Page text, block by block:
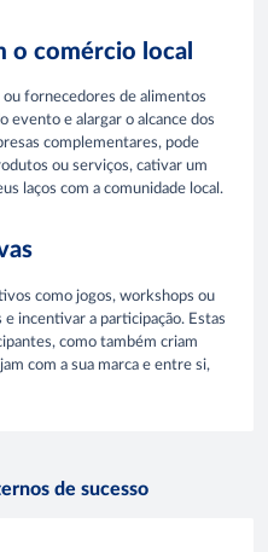
o comércio local
fornecedores de alimentos
evento e alargar o alcance dos
complementares, pode
ou serviços, cativar um
laços com a comunidade local.
como jogos, workshops ou
incentivar a participação. Estas
como também criam
com a sua marca e entre si,
de sucesso